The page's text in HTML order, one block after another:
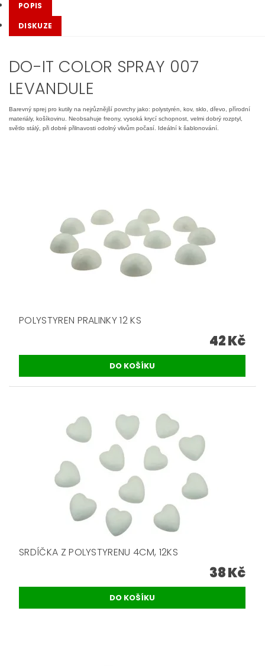
POPIS
DISKUZE
DO-IT COLOR SPRAY 007
LEVANDULE
Barevný sprej pro kutily na nejrůznější povrchy jako: polystyrén, kov, sklo, dřevo, přírodní
materiály, košíkovinu. Neobsahuje freony, vysoká krycí schopnost, velmi dobrý rozptyl,
světlo stálý, při dobré přilnavosti odolný vlivům počasí. Ideální k šablonování.
POLYSTYREN PRALINKY 12 KS
42 Kč
SRDÍČKA Z POLYSTYRENU 4CM, 12KS
38 Kč